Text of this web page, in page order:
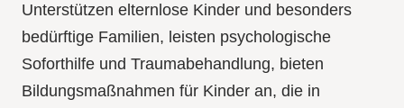
Unterstützen elternlose Kinder und besonders
bedürftige Familien, leisten psychologische
Soforthilfe und Traumabehandlung, bieten
Bildungsmaßnahmen für Kinder an, die in